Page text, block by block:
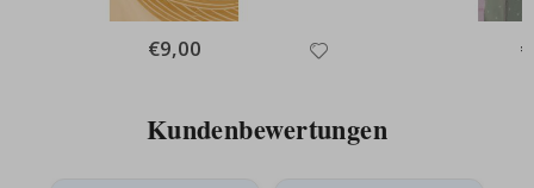
Special
Price
€9,00
Kundenbewertungen